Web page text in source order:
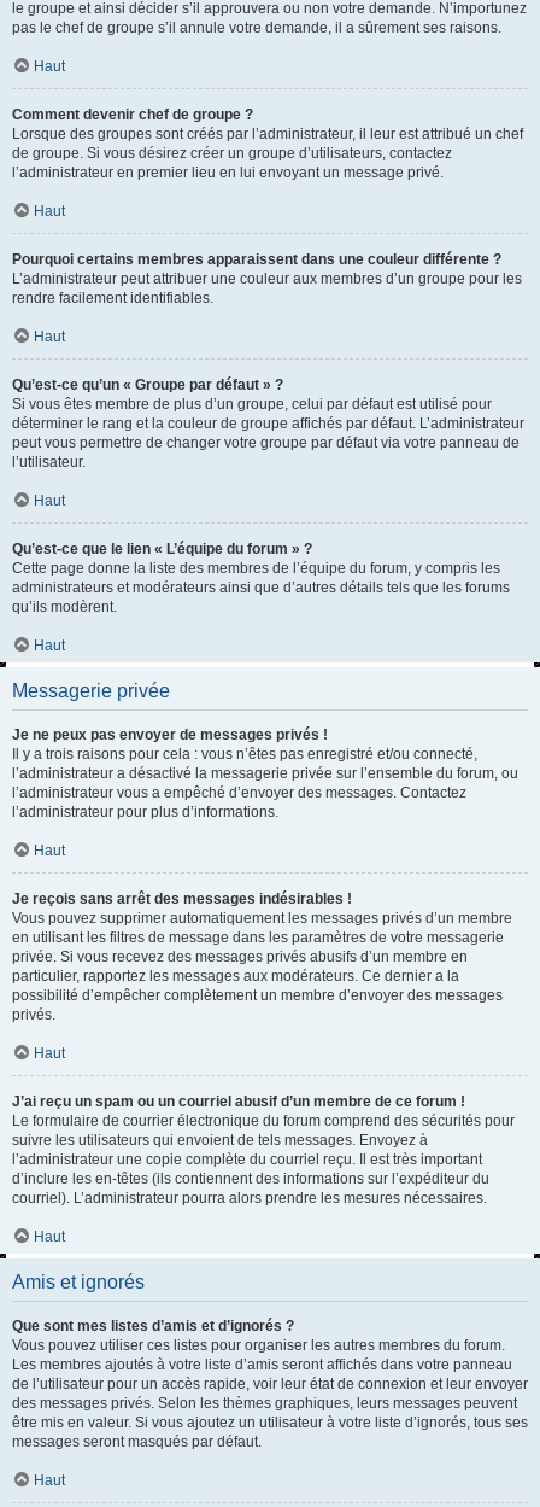
le groupe et ainsi décider s’il approuvera ou non votre demande. N’importunez
pas le chef de groupe s’il annule votre demande, il a sûrement ses raisons.
Haut
Comment devenir chef de groupe ?
Lorsque des groupes sont créés par l’administrateur, il leur est attribué un chef
de groupe. Si vous désirez créer un groupe d’utilisateurs, contactez
l’administrateur en premier lieu en lui envoyant un message privé.
Haut
Pourquoi certains membres apparaissent dans une couleur différente ?
L’administrateur peut attribuer une couleur aux membres d’un groupe pour les
rendre facilement identifiables.
Haut
Qu’est-ce qu’un « Groupe par défaut » ?
Si vous êtes membre de plus d’un groupe, celui par défaut est utilisé pour
déterminer le rang et la couleur de groupe affichés par défaut. L’administrateur
peut vous permettre de changer votre groupe par défaut via votre panneau de
l’utilisateur.
Haut
Qu’est-ce que le lien « L’équipe du forum » ?
Cette page donne la liste des membres de l’équipe du forum, y compris les
administrateurs et modérateurs ainsi que d’autres détails tels que les forums
qu’ils modèrent.
Haut
Messagerie privée
Je ne peux pas envoyer de messages privés !
Il y a trois raisons pour cela : vous n’êtes pas enregistré et/ou connecté,
l’administrateur a désactivé la messagerie privée sur l’ensemble du forum, ou
l’administrateur vous a empêché d’envoyer des messages. Contactez
l’administrateur pour plus d’informations.
Haut
Je reçois sans arrêt des messages indésirables !
Vous pouvez supprimer automatiquement les messages privés d’un membre
en utilisant les filtres de message dans les paramètres de votre messagerie
privée. Si vous recevez des messages privés abusifs d’un membre en
particulier, rapportez les messages aux modérateurs. Ce dernier a la
possibilité d’empêcher complètement un membre d’envoyer des messages
privés.
Haut
J’ai reçu un spam ou un courriel abusif d’un membre de ce forum !
Le formulaire de courrier électronique du forum comprend des sécurités pour
suivre les utilisateurs qui envoient de tels messages. Envoyez à
l’administrateur une copie complète du courriel reçu. Il est très important
d’inclure les en-têtes (ils contiennent des informations sur l’expéditeur du
courriel). L’administrateur pourra alors prendre les mesures nécessaires.
Haut
Amis et ignorés
Que sont mes listes d’amis et d’ignorés ?
Vous pouvez utiliser ces listes pour organiser les autres membres du forum.
Les membres ajoutés à votre liste d’amis seront affichés dans votre panneau
de l’utilisateur pour un accès rapide, voir leur état de connexion et leur envoyer
des messages privés. Selon les thèmes graphiques, leurs messages peuvent
être mis en valeur. Si vous ajoutez un utilisateur à votre liste d’ignorés, tous ses
messages seront masqués par défaut.
Haut